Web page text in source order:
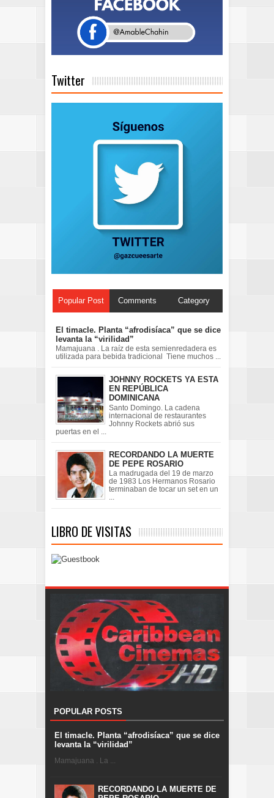
Twitter
Popular Post Comments Category
El timacle. Planta “afrodisíaca” que se dice
levanta la “virilidad”
Mamajuana . La raíz de esta semienredadera es
utilizada para bebida tradicional Tiene muchos ...
JOHNNY ROCKETS YA ESTA
EN REPÚBLICA
DOMINICANA
Santo Domingo. La cadena
internacional de restaurantes
Johnny Rockets abrió sus
puertas en el ...
RECORDANDO LA MUERTE
DE PEPE ROSARIO
La madrugada del 19 de marzo
de 1983 Los Hermanos Rosario
terminaban de tocar un set en un
...
LIBRO DE VISITAS
POPULAR POSTS
El timacle. Planta “afrodisíaca” que se dice
levanta la “virilidad”
Mamajuana . La ...
RECORDANDO LA MUERTE DE